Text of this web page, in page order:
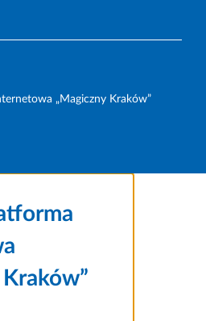
„Magiczny Kraków”